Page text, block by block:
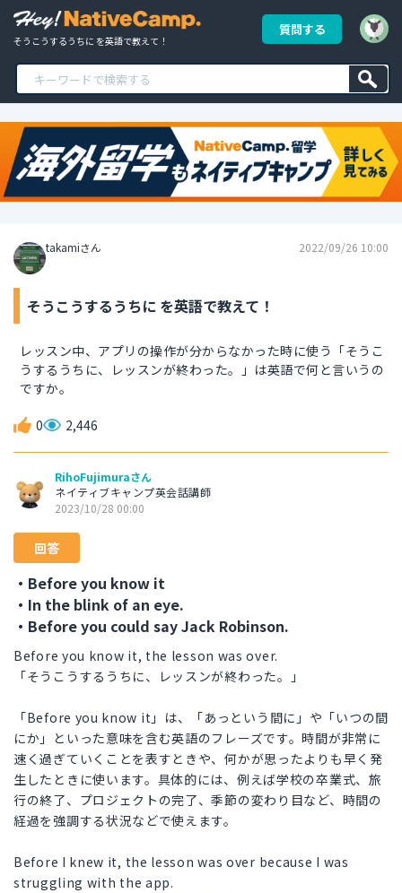
そうこうするうちに を英語で教えて！
質問する
takamiさん 2022/09/26 10:00
そうこうするうちに を英語で教えて！
レッスン中、アプリの操作が分からなかった時に使う「そうこ
うするうちに、レッスンが終わった。」は英語で何と言いうの
ですか。
0 2,446
RihoFujimuraさん
ネイティブキャンプ英会話講師
2023/10/28 00:00
回答
・Before you know it
・In the blink of an eye.
・Before you could say Jack Robinson.
Before you know it, the lesson was over.
「そうこうするうちに、レッスンが終わった。」
「Before you know it」は、「あっという間に」や「いつの間
にか」といった意味を含む英語のフレーズです。時間が非常に
速く過ぎていくことを表すときや、何かが思ったよりも早く発
生したときに使います。具体的には、例えば学校の卒業式、旅
行の終了、プロジェクトの完了、季節の変わり目など、時間の
経過を強調する状況などで使えます。
Before I knew it, the lesson was over because I was
struggling with the app.